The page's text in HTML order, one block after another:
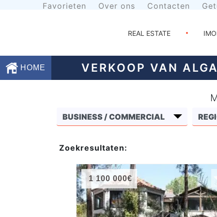
Favorieten Over ons Contacten
REAL ESTATE
HOME VERKOOP VAN
Zoekresultaten:
1 100 000€